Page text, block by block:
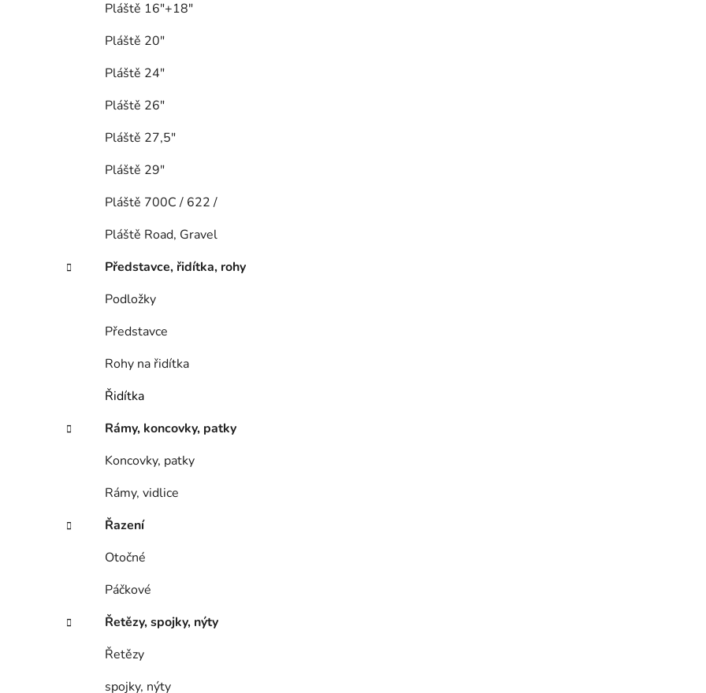
Pláště 16"+18"
Pláště 20"
Pláště 24"
Pláště 26"
Pláště 27,5"
Pláště 29"
Pláště 700C / 622 /
Pláště Road, Gravel
Představce, řidítka, rohy
Podložky
Představce
Rohy na řidítka
Řidítka
Rámy, koncovky, patky
Koncovky, patky
Rámy, vidlice
Řazení
Otočné
Páčkové
Řetězy, spojky, nýty
Řetězy
spojky, nýty